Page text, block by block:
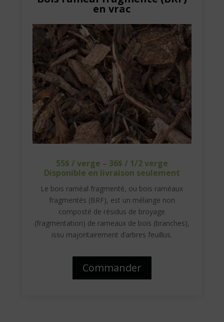
en vrac
55$ / verge – 36$ / 1/2 verge
Disponible en livraison seulement
Le bois raméal fragmenté, ou bois raméaux
fragmentés (BRF), est un mélange non
composté de résidus de broyage
(fragmentation) de rameaux de bois (branches),
issu majoritairement d’arbres feuillus.
Commander